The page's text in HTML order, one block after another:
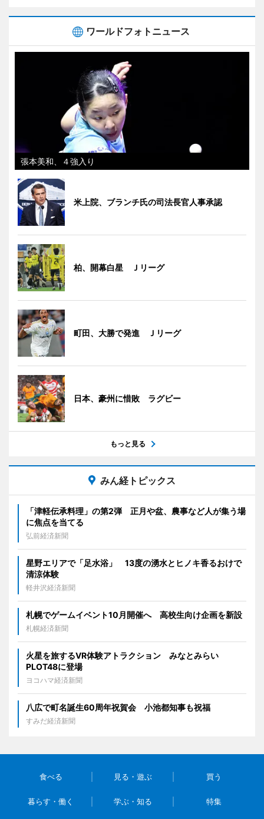
ワールドフォトニュース
張本美和、４強入り
米上院、ブランチ氏の司法長官人事承認
柏、開幕白星 Ｊリーグ
町田、大勝で発進 Ｊリーグ
日本、豪州に惜敗 ラグビー
もっと見る
みん経トピックス
「津軽伝承料理」の第2弾 正月や盆、農事など人が集う場
に焦点を当てる
弘前経済新聞
星野エリアで「足水浴」 13度の湧水とヒノキ香るおけで
清涼体験
軽井沢経済新聞
札幌でゲームイベント10月開催へ 高校生向け企画を新設
札幌経済新聞
火星を旅するVR体験アトラクション みなとみらい
PLOT48に登場
ヨコハマ経済新聞
八広で町名誕生60周年祝賀会 小池都知事も祝福
すみだ経済新聞
食べる 見る・遊ぶ 買う
暮らす・働く 学ぶ・知る 特集